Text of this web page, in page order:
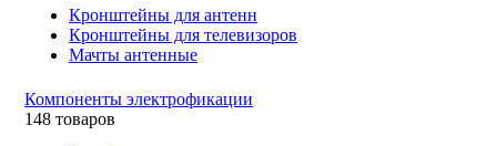
Кронштейны для антенн
Кронштейны для телевизоров
Мачты антенные
Компоненты электрофикации
148 товаров